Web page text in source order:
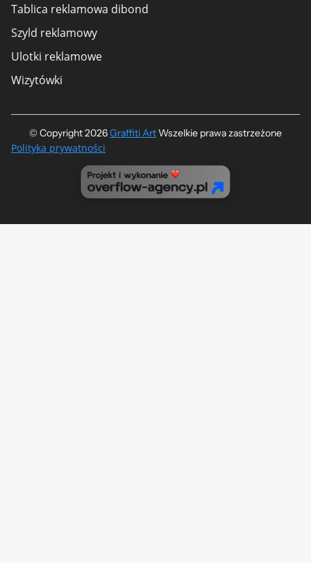
Tablica reklamowa dibond
Szyld reklamowy
Ulotki reklamowe
Wizytówki
© Copyright 2026Graffiti Art​ Wszelkie prawa zastrzeżone
Polityka prywatności